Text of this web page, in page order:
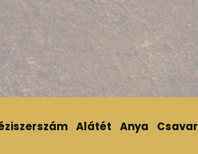
Alátét Anya Csavar